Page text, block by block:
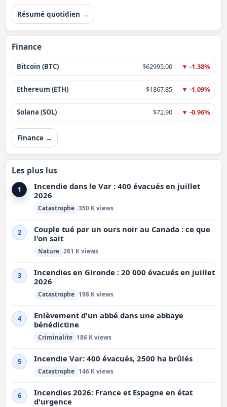
Résumé quotidien →
Finance
Bitcoin (BTC) $62995.00 ▼ -1.38%
Ethereum (ETH) $1867.85 ▼ -1.09%
Solana (SOL) $72.90 ▼ -0.96%
Finance →
Les plus lus
1
Incendie dans le Var : 400 évacués en juillet
2026
Catastrophe 350 K views
2
Couple tué par un ours noir au Canada : ce que
l'on sait
Nature 261 K views
3
Incendies en Gironde : 20 000 évacués en juillet
2026
Catastrophe 198 K views
4
Enlèvement d'un abbé dans une abbaye
bénédictine
Criminalite 186 K views
5 Incendie Var: 400 évacués, 2500 ha brûlés
Catastrophe 146 K views
6
Incendies 2026: France et Espagne en état
d'urgence